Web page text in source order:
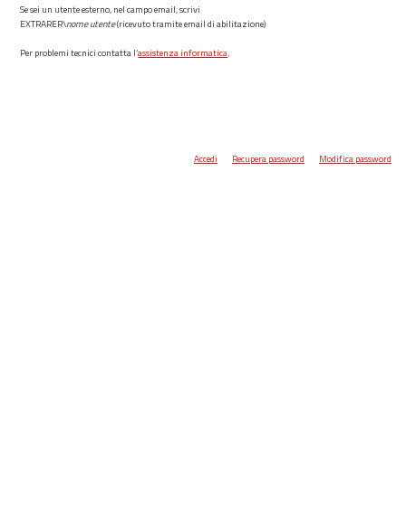
Se sei un utente esterno, nel campo email, scrivi
EXTRARER\nome utente(ricevuto tramite email di abilitazione)
Per problemi tecnici contatta l’assistenza informatica.
Accedi Recupera password Modifica password